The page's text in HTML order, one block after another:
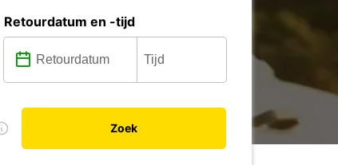
Retourdatum en -tijd
Zoek